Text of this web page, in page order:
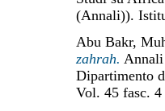
(Annali)).
Abu Bakr,
zahrah.
Dipartimento
Vol. 45 fasc.